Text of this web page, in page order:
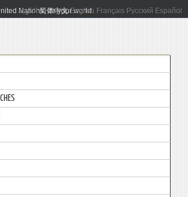
Nations. It's your world.
العربية 简体中文 English Français Русский Español